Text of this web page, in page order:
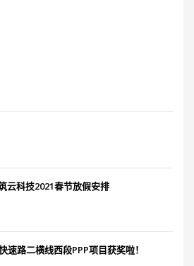
云科技2021春节放假安排
路二横线西段PPP项目获奖啦！